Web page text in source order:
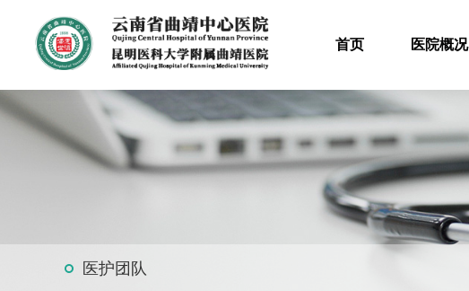
首页 医院概况
医护团队